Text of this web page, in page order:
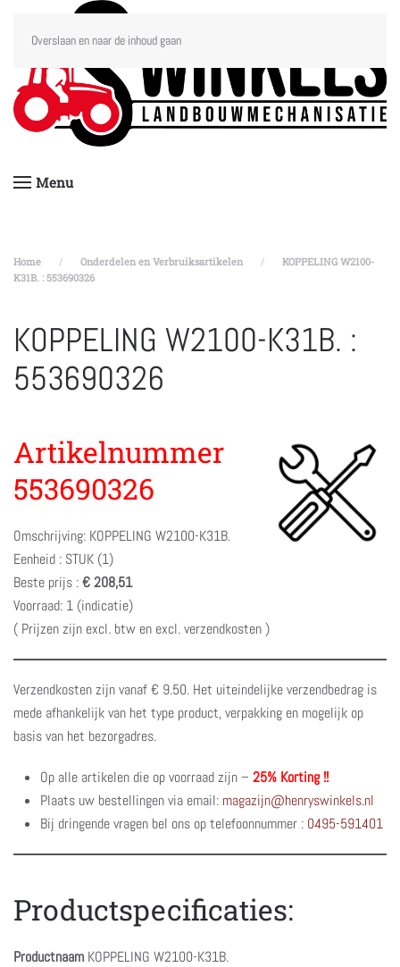
Overslaan en naar de inhoud gaan
Menu
Home Onderdelen en Verbruiksartikelen
KOPPELING W2100-
K31B. : 553690326
KOPPELING W2100-K31B. :
553690326
Artikelnummer
553690326
Omschrijving: KOPPELING W2100-K31B.
Eenheid : STUK (1)
Beste prijs :€ 208,51
Voorraad: 1 (indicatie)
( Prijzen zijn excl. btw en excl. verzendkosten )
Verzendkosten zijn vanaf € 9.50. Het uiteindelijke verzendbedrag is
mede afhankelijk van het type product, verpakking en mogelijk op
basis van het bezorgadres.
Op alle artikelen die op voorraad zijn – 25% Korting !!
Plaats uw bestellingen via email: magazijn@henryswinkels.nl
Bij dringende vragen bel ons op telefoonnummer : 0495-591401
Productspecificaties:
Productnaam KOPPELING W2100-K31B.